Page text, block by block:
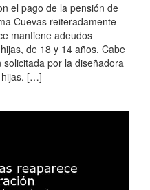
el pago de la pensión de
Cuevas reiteradamente
mantiene adeudos
de 18 y 14 años. Cabe
por la diseñadora
hijas. […]